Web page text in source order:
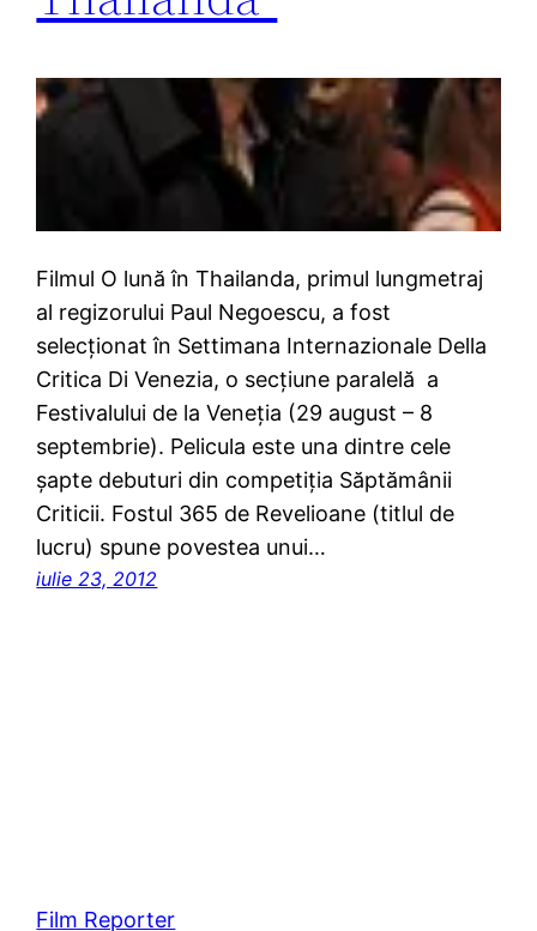
Filmul O lună în Thailanda, primul lungmetraj
al regizorului Paul Negoescu, a fost
selecţionat în Settimana Internazionale Della
Critica Di Venezia, o secţiune paralelă a
Festivalului de la Veneţia (29 august – 8
septembrie). Pelicula este una dintre cele
şapte debuturi din competiţia Săptămânii
Criticii. Fostul 365 de Revelioane (titlul de
lucru) spune povestea unui…
iulie 23, 2012
Film Reporter